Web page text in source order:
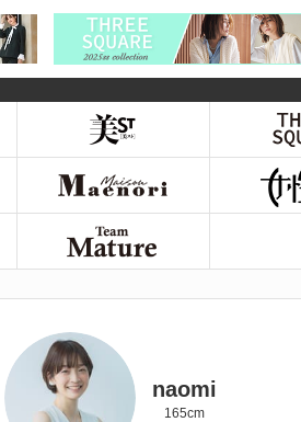
naomi
165cm